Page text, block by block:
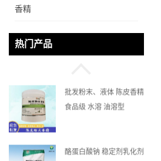
香精
热门产品
食品级牛磺酸 营养强化剂
批发粉末、液体 陈皮香精
食品级 水溶 油溶型
酪蛋白酸钠 稳定剂乳化剂